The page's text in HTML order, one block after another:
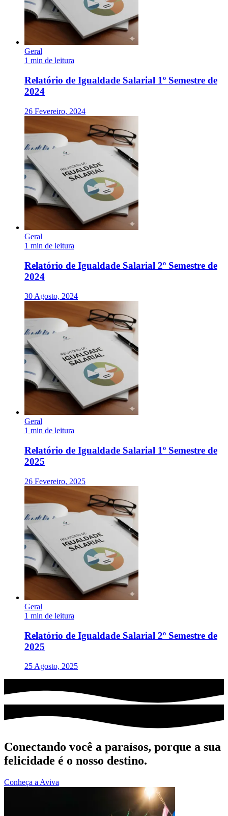
Geral
1 min de leitura
Relatório de Igualdade Salarial 1º Semestre de
2024
26 Fevereiro, 2024
Geral
1 min de leitura
Relatório de Igualdade Salarial 2º Semestre de
2024
30 Agosto, 2024
Geral
1 min de leitura
Relatório de Igualdade Salarial 1º Semestre de
2025
26 Fevereiro, 2025
Geral
1 min de leitura
Relatório de Igualdade Salarial 2º Semestre de
2025
25 Agosto, 2025
Conectando você a paraísos, porque a sua
felicidade é o nosso destino.
Conheça a Aviva